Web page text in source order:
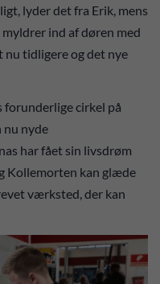
lyder det fra Erik, mens
ind af døren med
nu tidligere og det nye
forunderlige cirkel på
nu nyde
har fået sin livsdrøm
Kollemorten kan glæde
værksted, der kan